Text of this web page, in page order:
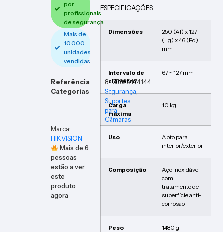
por
profissionais
de segurança
Mais de
10.000
unidades
vendidas
Referência
8435325474144
Categorias
Segurança,
Suportes
para
Câmaras
Marca:
HIKVISION
Mais de6
pessoas
estão a ver
este
produto
agora
ESPECIFICAÇÕES
Dimensões
250 (Al) x 127
(Lg) x 46 (Fd)
mm
Intervalo de
diâmetro
67 ~ 127 mm
Carga
máxima
10 kg
Uso
Apto para
interior/exterior
Composição
Aço inoxidável
com
tratamento de
superfície anti-
corrosão
Peso 1480 g